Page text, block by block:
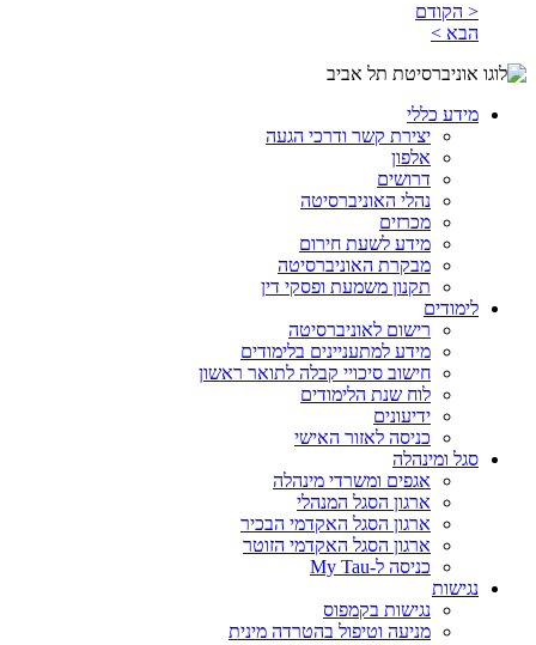
< הקודם
הבא >
מידע כללי
יצירת קשר ודרכי הגעה
אלפון
דרושים
נהלי האוניברסיטה
מכרזים
מידע לשעת חירום
מבקרת האוניברסיטה
תקנון משמעת ופסקי דין
לימודים
רישום לאוניברסיטה
מידע למתעניינים בלימודים
חישוב סיכויי קבלה לתואר ראשון
לוח שנת הלימודים
ידיעונים
כניסה לאזור האישי
סגל ומינהלה
אגפים ומשרדי מינהלה
ארגון הסגל המנהלי
ארגון הסגל האקדמי הבכיר
ארגון הסגל האקדמי הזוטר
כניסה ל-My Tau
נגישות
נגישות בקמפוס
מניעה וטיפול בהטרדה מינית